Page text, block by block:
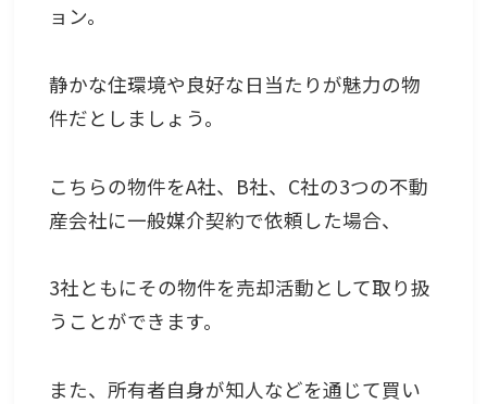
ョン。
静かな住環境や良好な日当たりが魅力の物
件だとしましょう。
こちらの物件をA社、B社、C社の3つの不動
産会社に一般媒介契約で依頼した場合、
3社ともにその物件を売却活動として取り扱
うことができます。
また、所有者自身が知人などを通じて買い